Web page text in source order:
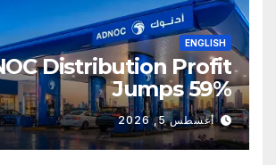
ENGLISH
Distribution Profit
Jumps 59%
أغسطس 5, 2026